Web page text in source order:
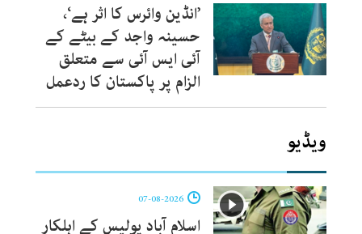
’انڈین وائرس کا اثر ہے‘،
حسینہ واجد کے بیٹے کے
آئی ایس آئی سے متعلق
الزام پر پاکستان کا ردعمل
ویڈیو
اسلام آباد پولیس کے اہلکار